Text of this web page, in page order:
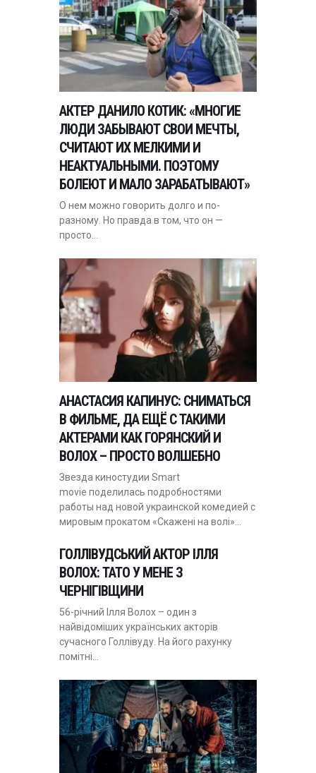
АКТЕР ДАНИЛО КОТИК: «МНОГИЕ
ЛЮДИ ЗАБЫВАЮТ СВОИ МЕЧТЫ,
СЧИТАЮТ ИХ МЕЛКИМИ И
НЕАКТУАЛЬНЫМИ. ПОЭТОМУ
БОЛЕЮТ И МАЛО ЗАРАБАТЫВАЮТ»
О нем можно говорить долго и по-
разному. Но правда в том, что он —
просто…
АНАСТАСИЯ КАПИНУС: СНИМАТЬСЯ
В ФИЛЬМЕ, ДА ЕЩЁ С ТАКИМИ
АКТЕРАМИ КАК ГОРЯНСКИЙ И
ВОЛОХ – ПРОСТО ВОЛШЕБНО
Звезда киностудии Smart
movie поделилась подробностями
работы над новой украинской комедией с
мировым прокатом «Скажені на волі»…
ГОЛЛІВУДСЬКИЙ АКТОР ІЛЛЯ
ВОЛОХ: ТАТО У МЕНЕ З
ЧЕРНІГІВЩИНИ
56-річний Ілля Волох – один з
найвідоміших українських акторів
сучасного Голлівуду. На його рахунку
помітні…